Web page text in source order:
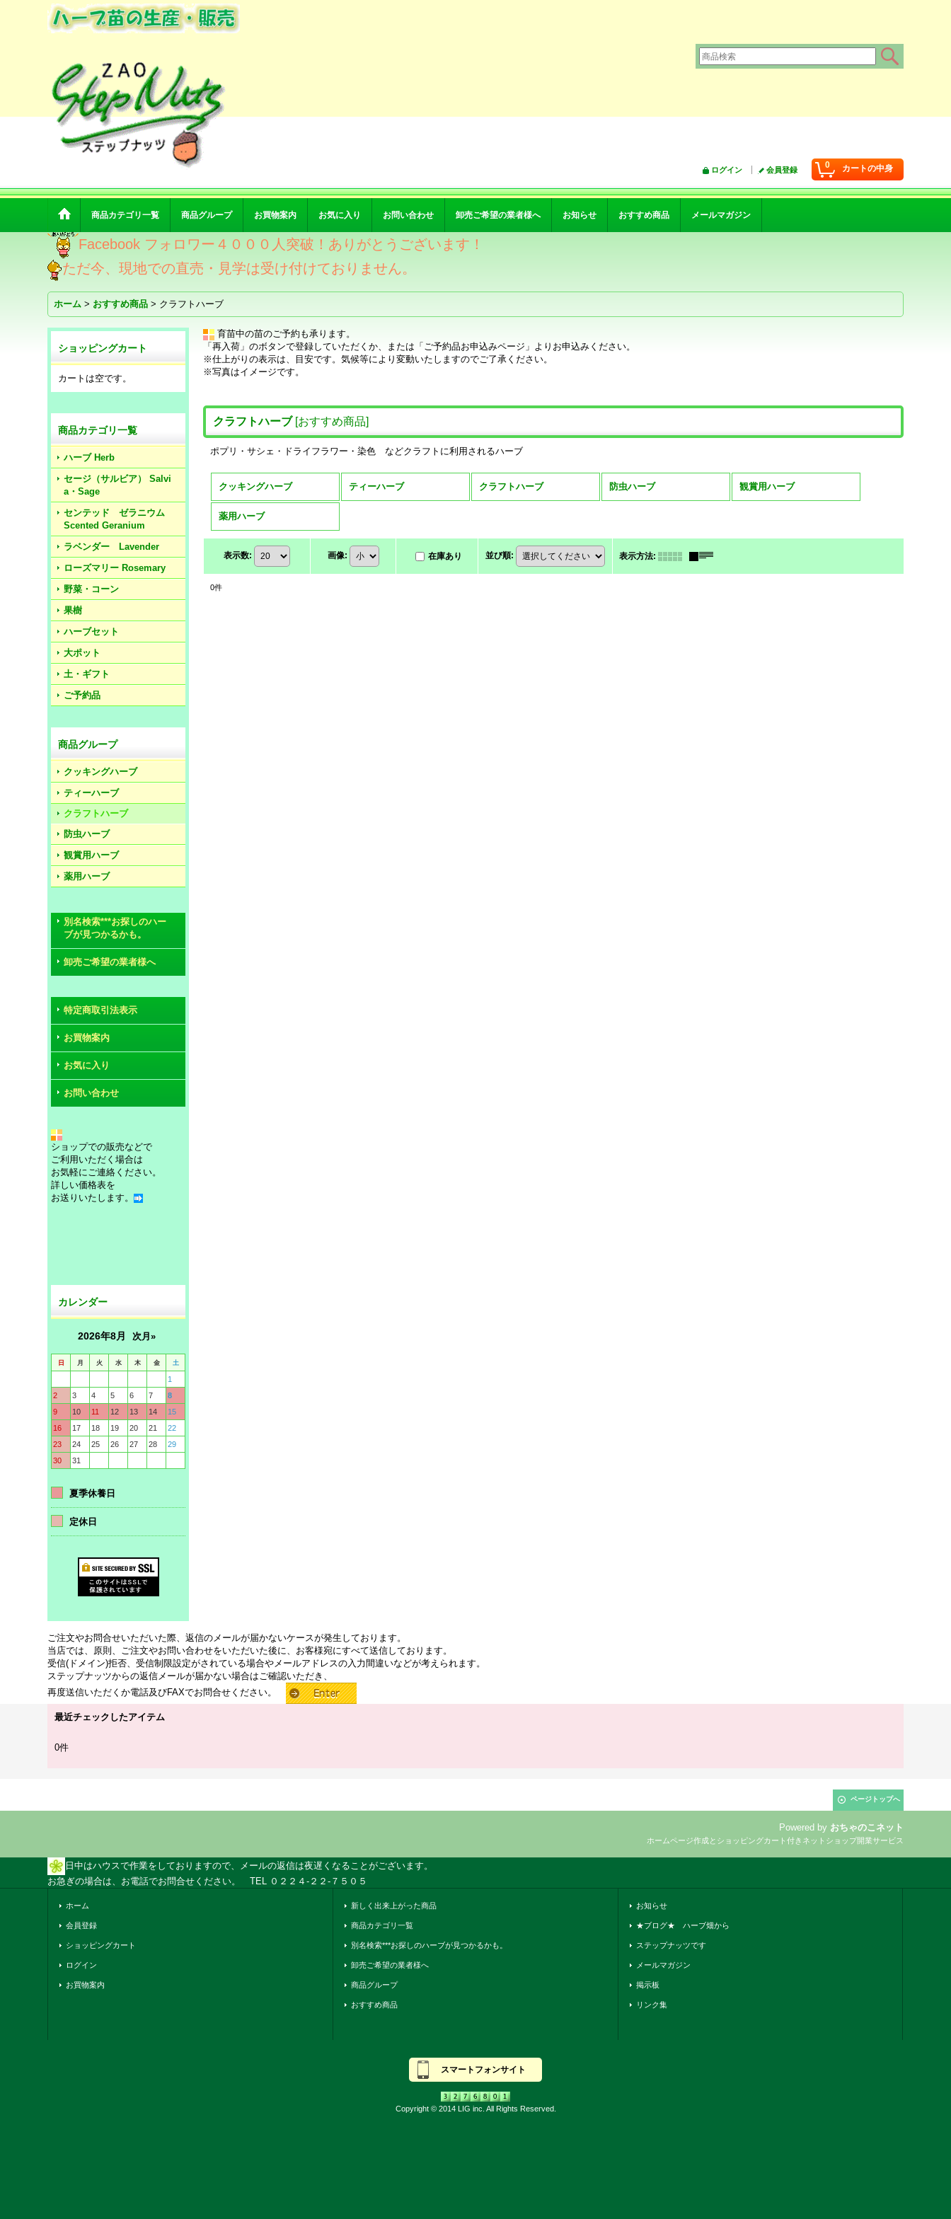
0 カートの中身
ログイン 会員登録
商品カテゴリ一覧 商品グループ お買物案内 お気に入り お問い合わせ 卸売ご希望の業者様へ お知らせ おすすめ商品 メールマガジン
Facebook フォロワー４０００人突破！ありがとうございます！
ただ今、現地での直売・見学は受け付けておりません。
ホーム > おすすめ商品 > クラフトハーブ
ショッピングカート
カートは空です。
商品カテゴリ一覧
ハーブ Herb
セージ（サルビア） Salvi
a・Sage
センテッド ゼラニウム
Scented Geranium
ラベンダー Lavender
ローズマリー Rosemary
野菜・コーン
果樹
ハーブセット
大ポット
土・ギフト
ご予約品
商品グループ
クッキングハーブ
ティーハーブ
クラフトハーブ
防虫ハーブ
観賞用ハーブ
薬用ハーブ
別名検索***お探しのハー
ブが見つかるかも。
卸売ご希望の業者様へ
特定商取引法表示
お買物案内
お気に入り
お問い合わせ
ショップでの販売などで
ご利用いただく場合は
お気軽にご連絡ください。
詳しい価格表を
お送りいたします。
カレンダー
2026年8月 次月»
日 月 火 水 木 金 土
1
2
3 4 5 6 7
8
9
10 11 12 13 14
15
16
17 18 19 20 21
22
23
24 25 26 27 28
29
30
31
夏季休養日
定休日
育苗中の苗のご予約も承ります。
「再入荷」のボタンで登録していただくか、または「ご予約品お申込みページ」よりお申込みください。
※仕上がりの表示は、目安です。気候等により変動いたしますのでご了承ください。
※写真はイメージです。
クラフトハーブ [おすすめ商品]
ポプリ・サシェ・ドライフラワー・染色 などクラフトに利用されるハーブ
クッキングハーブ ティーハーブ クラフトハーブ 防虫ハーブ 観賞用ハーブ
薬用ハーブ
表示数: 画像: 在庫あり 並び順: 表示方法:
0件
ご注文やお問合せいただいた際、返信のメールが届かないケースが発生しております。
当店では、原則、ご注文やお問い合わせをいただいた後に、お客様宛にすべて送信しております。
受信(ドメイン)拒否、受信制限設定がされている場合やメールアドレスの入力間違いなどが考えられます。
ステップナッツからの返信メールが届かない場合はご確認いただき、
再度送信いただくか電話及びFAXでお問合せください。
最近チェックしたアイテム
0件
ページトップへ
Powered by おちゃのこネット
ホームページ作成とショッピングカート付きネットショップ開業サービス
日中はハウスで作業をしておりますので、メールの返信は夜遅くなることがございます。
お急ぎの場合は、お電話でお問合せください。 TEL ０２２４-２２-７５０５
ホーム
会員登録
ショッピングカート
ログイン
お買物案内
新しく出来上がった商品
商品カテゴリ一覧
別名検索***お探しのハーブが見つかるかも。
卸売ご希望の業者様へ
商品グループ
おすすめ商品
お知らせ
★ブログ★ ハーブ畑から
ステップナッツです
メールマガジン
掲示板
リンク集
スマートフォンサイト
Copyright © 2014 LIG inc. All Rights Reserved.